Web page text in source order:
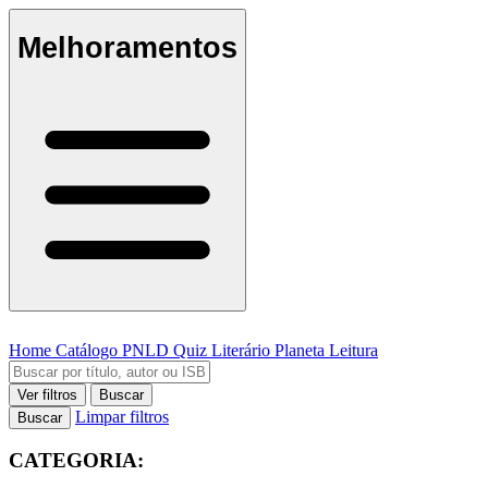
Melhoramentos
Home Catálogo PNLD Quiz Literário Planeta Leitura
Ver filtros
Buscar
Buscar
Limpar filtros
CATEGORIA: